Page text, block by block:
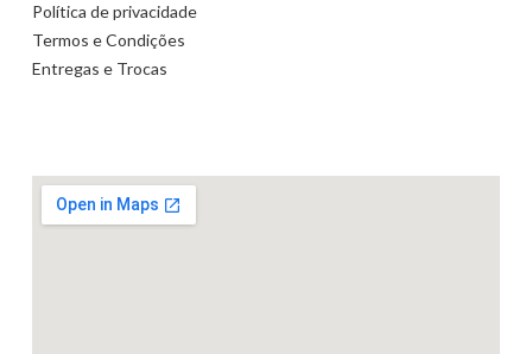
Política de privacidade
Termos e Condições
Entregas e Trocas